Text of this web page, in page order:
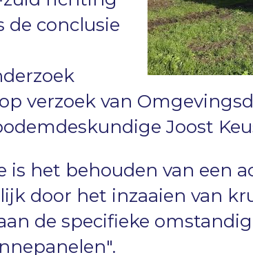
de conclusie
verzoek van
Joost
is het behouden van een
door het inzaaien van
de specifieke